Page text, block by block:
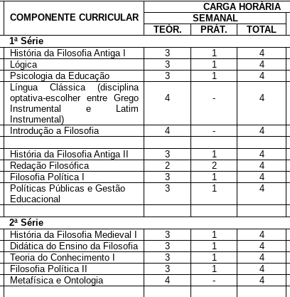
COMPONENTE CURRICULAR
CARGA HORÁRIA
SEMANAL
TEÓR. PRÁT.
TOTAL
1ª Série
História da Filosofia Antiga I 3 1 4
Lógica 3 1 4
Psicologia da Educação 3 1 4
Língua Clássica (disciplina
optativa-escolher entre Grego
Instrumental e Latim
Instrumental)
4 - 4
Introdução a Filosofia 4 - 4
História da Filosofia Antiga II 3 1 4
Redação Filosófica 2 2 4
Filosofia Política I 3 1 4
Políticas Públicas e Gestão
Educacional
3 1 4
2ª Série
História da Filosofia Medieval I 3 1 4
Didática do Ensino da Filosofia 3 1 4
Teoria do Conhecimento I 3 1 4
Filosofia Política II 3 1 4
Metafísica e Ontologia 4 - 4